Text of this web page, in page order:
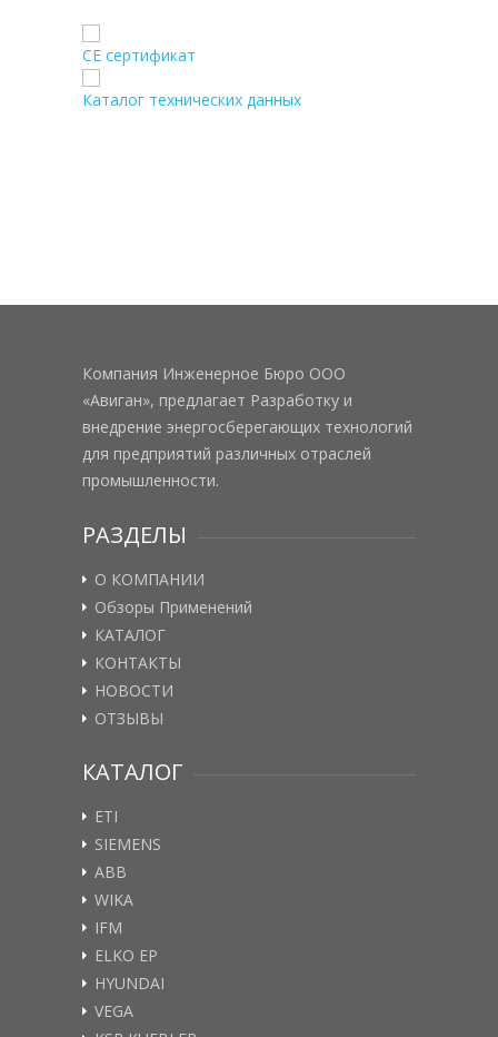
CE сертификат
Каталог технических данных
Компания Инженерное Бюро ООО
«Авиган», предлагает Разработку и
внедрение энергосберегающих технологий
для предприятий различных отраслей
промышленности.
РАЗДЕЛЫ
О КОМПАНИИ
Обзоры Применений
КАТАЛОГ
КОНТАКТЫ
НОВОСТИ
ОТЗЫВЫ
КАТАЛОГ
ETI
SIEMENS
ABB
WIKA
IFM
ELKO EP
HYUNDAI
VEGA